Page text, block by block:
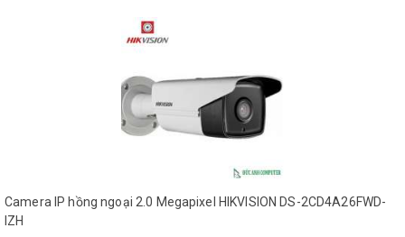
Camera IP hồng ngoại 2.0 Megapixel HIKVISION DS-2CD4A26FWD-
IZH